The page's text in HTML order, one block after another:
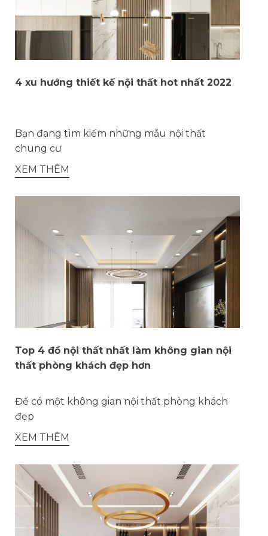
4 xu hướng thiết kế nội thất hot nhất 2022
Bạn đang tìm kiếm những mẫu nội thất
chung cư
XEM THÊM
Top 4 đồ nội thất nhất làm không gian nội
thất phòng khách đẹp hơn
Để có một không gian nội thất phòng khách
đẹp
XEM THÊM